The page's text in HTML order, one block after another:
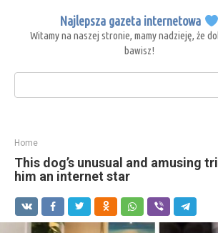
content
Najlepsza gazeta internetowa
Witamy na naszej stronie, mamy nadzieję, że
bawisz!
Search:
Home
This dog’s unusual and amusing
him an internet star